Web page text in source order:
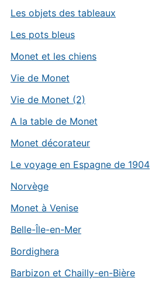
Les objets des tableaux
Les pots bleus
Monet et les chiens
Vie de Monet
Vie de Monet (2)
A la table de Monet
Monet décorateur
Le voyage en Espagne de 1904
Norvège
Monet à Venise
Belle-Île-en-Mer
Bordighera
Barbizon et Chailly-en-Bière